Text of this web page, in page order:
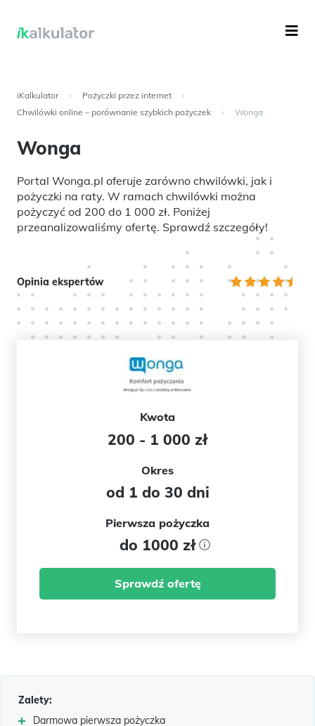
iKalkulator › Pożyczki przez internet
›
Chwilówki online – porównanie szybkich pożyczek
› Wonga
Wonga
Opinia ekspertów
Portal Wonga.pl oferuje zarówno chwilówki, jak i
pożyczki na raty. W ramach chwilówki można
pożyczyć od 200 do 1 000 zł. Poniżej
przeanalizowaliśmy ofertę. Sprawdź szczegóły!
Kwota
200 - 1 000 zł
Okres
od 1 do 30 dni
Pierwsza pożyczka
do 1000 zł
Sprawdź ofertę
Zalety:
Darmowa pierwsza pożyczka